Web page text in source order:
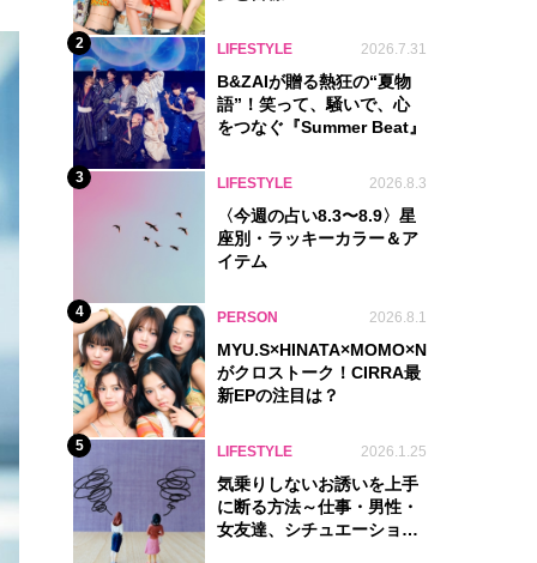
2 LIFESTYLE 2026.7.31
B&ZAIが贈る熱狂の“夏物
語”！笑って、騒いで、心
をつなぐ『Summer Beat』
3 LIFESTYLE 2026.8.3
〈今週の占い8.3〜8.9〉星
座別・ラッキーカラー＆ア
イテム
4 PERSON 2026.8.1
がクロストーク！CIRRA最
新EPの注目は？
5 LIFESTYLE 2026.1.25
気乗りしないお誘いを上手
に断る方法～仕事・男性・
女友達、シチュエーション